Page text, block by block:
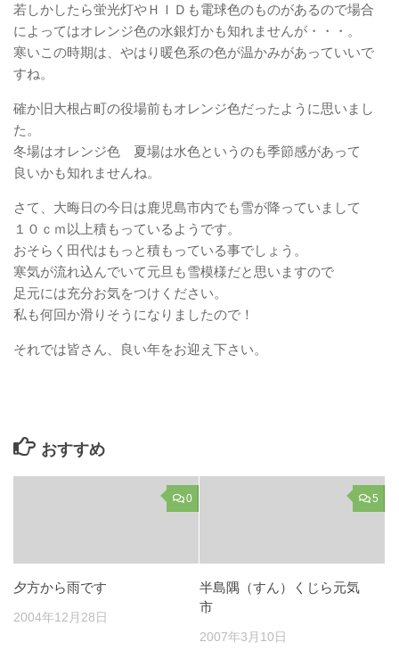
若しかしたら蛍光灯やＨＩＤも電球色のものがあるので場合
によってはオレンジ色の水銀灯かも知れませんが・・・。
寒いこの時期は、やはり暖色系の色が温かみがあっていいで
すね。
確か旧大根占町の役場前もオレンジ色だったように思いまし
た。
冬場はオレンジ色 夏場は水色というのも季節感があって
良いかも知れませんね。
さて、大晦日の今日は鹿児島市内でも雪が降っていまして
１０ｃｍ以上積もっているようです。
おそらく田代はもっと積もっている事でしょう。
寒気が流れ込んでいて元旦も雪模様だと思いますので
足元には充分お気をつけください。
私も何回か滑りそうになりましたので！
それでは皆さん、良い年をお迎え下さい。
おすすめ
0
夕方から雨です
2004年12月28日
5
半島隅（すん）くじら元気
市
2007年3月10日